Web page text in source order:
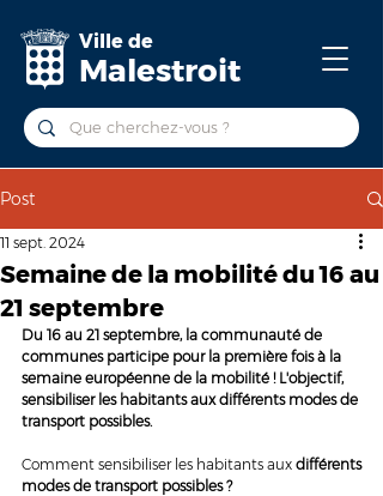
Ville de
Malestroit
Post
Semaine de la mobilité du 16 au
21 septembre
11 sept. 2024
Du 16 au 21 septembre, la communauté de
communes participe pour la première fois à la
semaine européenne de la mobilité ! L'objectif,
sensibiliser les habitants aux différents modes de
transport possibles.
Comment sensibiliser les habitants aux différents
modes de transport possibles ?